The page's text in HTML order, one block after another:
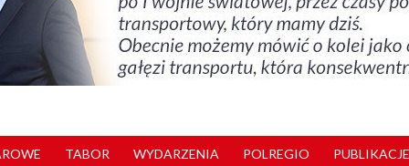
TABOR WYDARZENIA POLREGIO